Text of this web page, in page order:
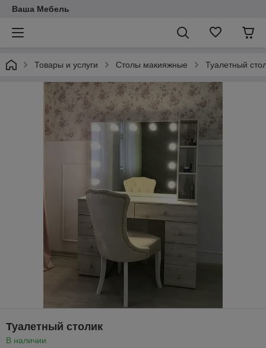
Ваша Мебель
Товары и услуги Столы макияжные Туалетный
Туалетный столик
В наличии